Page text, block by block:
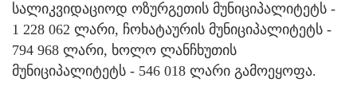
სალიკვიდაციოდ ოზურგეთის მუნიციპალიტეტს -
1 228 062 ლარი, ჩოხატაურის მუნიციპალიტეტს -
794 968 ლარი, ხოლო ლანჩხუთის
მუნიციპალიტეტს - 546 018 ლარი გამოეყოფა.